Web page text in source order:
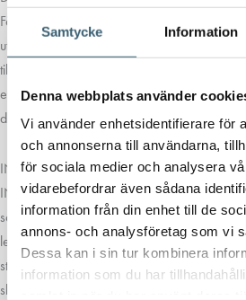
Samtycke Information
Denna webbplats använder
Vi använder enhetsidentifierare för
och annonserna till användarna,
för sociala medier och analysera
vidarebefordrar även sådana
information från din enhet till de
annons- och analysföretag som vi
Dessa kan i sin tur kombinera
information som du har
Förutom att vara det mest omfattande och
utmärker sig Clabers sortiment för känsla
tillbehör. Som Claber-kontakterna, som
efter flera års användning och tack vare
du in och kopplar bort på ett ögonblick.
INFRAPIPE – CLABER
INFRAPIPE AB är importör av Italienska
sortiment.CLABERhar sedan 1969 varit en
leverantörerna inom bevattning med
stora trädgårdar. CLABER tillverkar
slangvindor, spolmunstycken,